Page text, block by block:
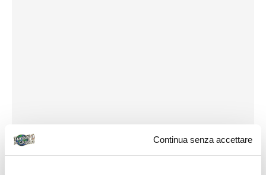
Continua senza accettare